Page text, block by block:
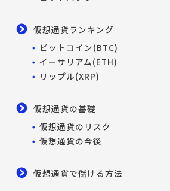
仮想通貨ランキング
ビットコイン(BTC)
イーサリアム(ETH)
リップル(XRP)
仮想通貨の基礎
仮想通貨のリスク
仮想通貨の今後
仮想通貨で儲ける方法